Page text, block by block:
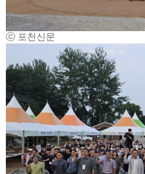
ⓒ 포천신문